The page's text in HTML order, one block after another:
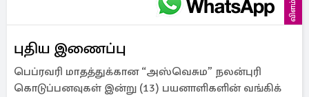
புதிய இணைப்பு
பெப்ரவரி மாதத்துக்கான “அஸ்வெசும” நலன்புரி
கொடுப்பனவுகள் இன்று (13) பயனாளிகளின் வங்கிக்